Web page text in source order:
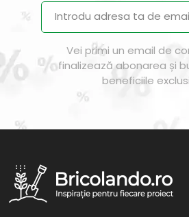
Vei primi un email de
finalizează abonarea și
beneficiile